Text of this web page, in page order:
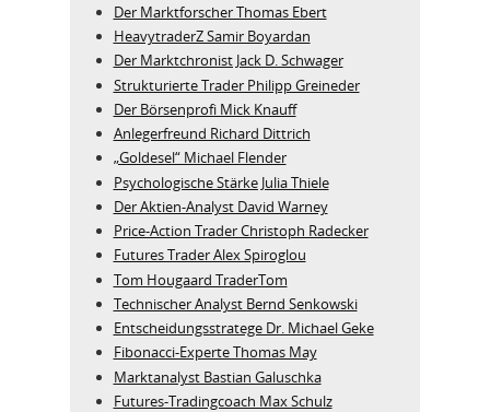
Der Marktforscher Thomas Ebert
HeavytraderZ Samir Boyardan
Der Marktchronist Jack D. Schwager
Strukturierte Trader Philipp Greineder
Der Börsenprofi Mick Knauff
Anlegerfreund Richard Dittrich
„Goldesel“ Michael Flender
Psychologische Stärke Julia Thiele
Der Aktien-Analyst David Warney
Price-Action Trader Christoph Radecker
Futures Trader Alex Spiroglou
Tom Hougaard TraderTom
Technischer Analyst Bernd Senkowski
Entscheidungsstratege Dr. Michael Geke
Fibonacci-Experte Thomas May
Marktanalyst Bastian Galuschka
Futures-Tradingcoach Max Schulz